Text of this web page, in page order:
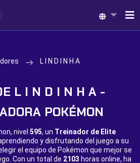
L I N D I N H A
L I N D I N H A -
POKÉMON
nivel 595, un Treinador de Elite
y disfrutando del juego a su
el equipo de Pokémon que mejor se
Con un total de 2103 horas online, ha